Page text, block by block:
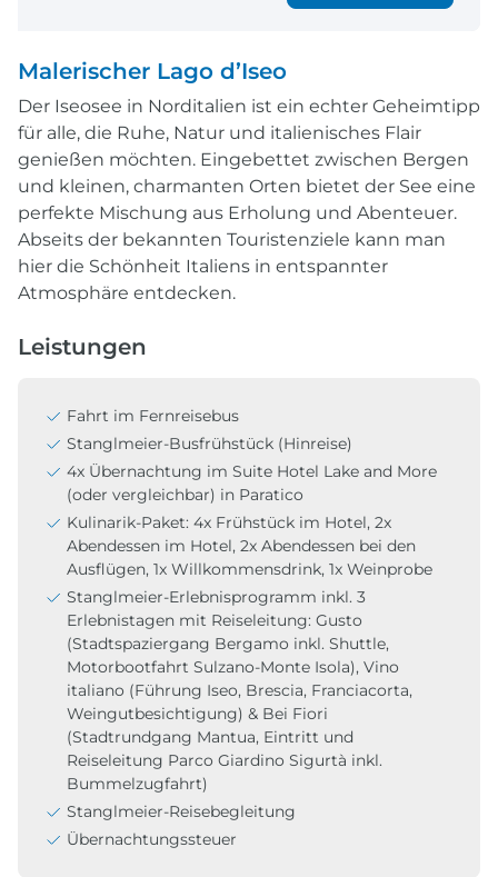
Malerischer Lago d’Iseo
Der Iseosee in Norditalien ist ein echter Geheimtipp
für alle, die Ruhe, Natur und italienisches Flair
genießen möchten. Eingebettet zwischen Bergen
und kleinen, charmanten Orten bietet der See eine
perfekte Mischung aus Erholung und Abenteuer.
Abseits der bekannten Touristenziele kann man
hier die Schönheit Italiens in entspannter
Atmosphäre entdecken.
Leistungen
Fahrt im Fernreisebus
Stanglmeier-Busfrühstück (Hinreise)
4x Übernachtung im Suite Hotel Lake and More
(oder vergleichbar) in Paratico
Kulinarik-Paket: 4x Frühstück im Hotel, 2x
Abendessen im Hotel, 2x Abendessen bei den
Ausflügen, 1x Willkommensdrink, 1x Weinprobe
Stanglmeier-Erlebnisprogramm inkl. 3
Erlebnistagen mit Reiseleitung: Gusto
(Stadtspaziergang Bergamo inkl. Shuttle,
Motorbootfahrt Sulzano-Monte Isola), Vino
italiano (Führung Iseo, Brescia, Franciacorta,
Weingutbesichtigung) & Bei Fiori
(Stadtrundgang Mantua, Eintritt und
Reiseleitung Parco Giardino Sigurtà inkl.
Bummelzugfahrt)
Stanglmeier-Reisebegleitung
Übernachtungssteuer